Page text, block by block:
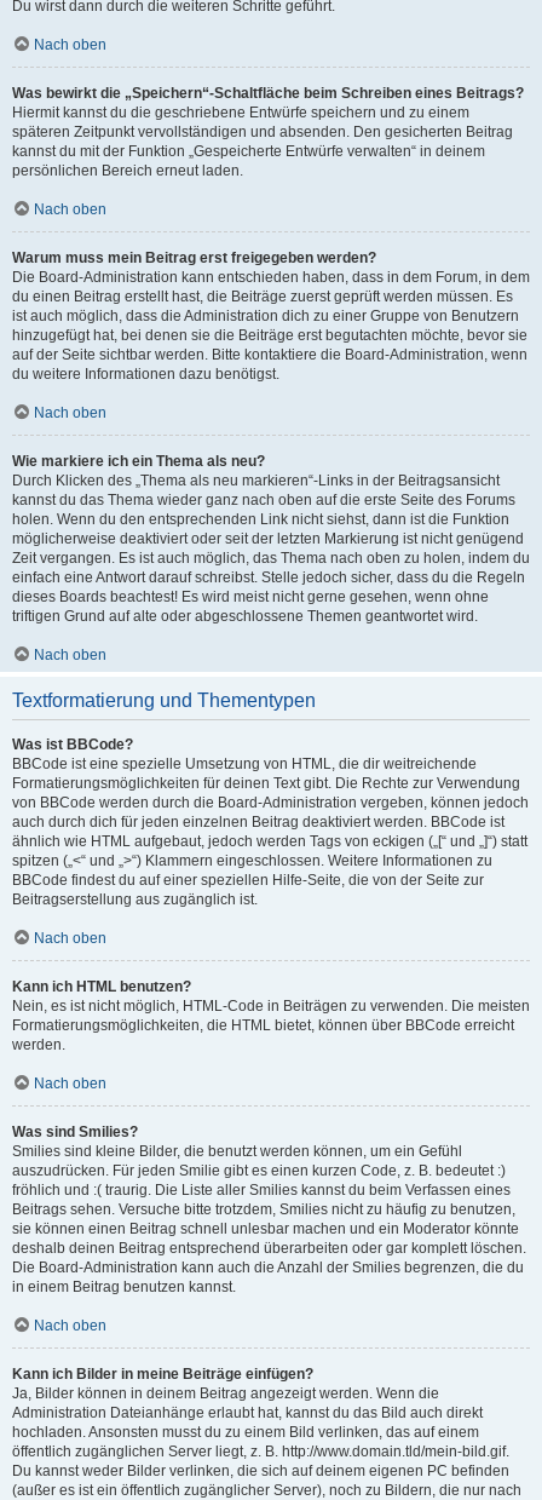
Du wirst dann durch die weiteren Schritte geführt.
Nach oben
Was bewirkt die „Speichern“-Schaltfläche beim Schreiben eines Beitrags?
Hiermit kannst du die geschriebene Entwürfe speichern und zu einem
späteren Zeitpunkt vervollständigen und absenden. Den gesicherten Beitrag
kannst du mit der Funktion „Gespeicherte Entwürfe verwalten“ in deinem
persönlichen Bereich erneut laden.
Nach oben
Warum muss mein Beitrag erst freigegeben werden?
Die Board-Administration kann entschieden haben, dass in dem Forum, in dem
du einen Beitrag erstellt hast, die Beiträge zuerst geprüft werden müssen. Es
ist auch möglich, dass die Administration dich zu einer Gruppe von Benutzern
hinzugefügt hat, bei denen sie die Beiträge erst begutachten möchte, bevor sie
auf der Seite sichtbar werden. Bitte kontaktiere die Board-Administration, wenn
du weitere Informationen dazu benötigst.
Nach oben
Wie markiere ich ein Thema als neu?
Durch Klicken des „Thema als neu markieren“-Links in der Beitragsansicht
kannst du das Thema wieder ganz nach oben auf die erste Seite des Forums
holen. Wenn du den entsprechenden Link nicht siehst, dann ist die Funktion
möglicherweise deaktiviert oder seit der letzten Markierung ist nicht genügend
Zeit vergangen. Es ist auch möglich, das Thema nach oben zu holen, indem du
einfach eine Antwort darauf schreibst. Stelle jedoch sicher, dass du die Regeln
dieses Boards beachtest! Es wird meist nicht gerne gesehen, wenn ohne
triftigen Grund auf alte oder abgeschlossene Themen geantwortet wird.
Nach oben
Textformatierung und Thementypen
Was ist BBCode?
BBCode ist eine spezielle Umsetzung von HTML, die dir weitreichende
Formatierungsmöglichkeiten für deinen Text gibt. Die Rechte zur Verwendung
von BBCode werden durch die Board-Administration vergeben, können jedoch
auch durch dich für jeden einzelnen Beitrag deaktiviert werden. BBCode ist
ähnlich wie HTML aufgebaut, jedoch werden Tags von eckigen („[“ und „]“) statt
spitzen („<“ und „>“) Klammern eingeschlossen. Weitere Informationen zu
BBCode findest du auf einer speziellen Hilfe-Seite, die von der Seite zur
Beitragserstellung aus zugänglich ist.
Nach oben
Kann ich HTML benutzen?
Nein, es ist nicht möglich, HTML-Code in Beiträgen zu verwenden. Die meisten
Formatierungsmöglichkeiten, die HTML bietet, können über BBCode erreicht
werden.
Nach oben
Was sind Smilies?
Smilies sind kleine Bilder, die benutzt werden können, um ein Gefühl
auszudrücken. Für jeden Smilie gibt es einen kurzen Code, z. B. bedeutet :)
fröhlich und :( traurig. Die Liste aller Smilies kannst du beim Verfassen eines
Beitrags sehen. Versuche bitte trotzdem, Smilies nicht zu häufig zu benutzen,
sie können einen Beitrag schnell unlesbar machen und ein Moderator könnte
deshalb deinen Beitrag entsprechend überarbeiten oder gar komplett löschen.
Die Board-Administration kann auch die Anzahl der Smilies begrenzen, die du
in einem Beitrag benutzen kannst.
Nach oben
Kann ich Bilder in meine Beiträge einfügen?
Ja, Bilder können in deinem Beitrag angezeigt werden. Wenn die
Administration Dateianhänge erlaubt hat, kannst du das Bild auch direkt
hochladen. Ansonsten musst du zu einem Bild verlinken, das auf einem
öffentlich zugänglichen Server liegt, z. B. http://www.domain.tld/mein-bild.gif.
Du kannst weder Bilder verlinken, die sich auf deinem eigenen PC befinden
(außer es ist ein öffentlich zugänglicher Server), noch zu Bildern, die nur nach